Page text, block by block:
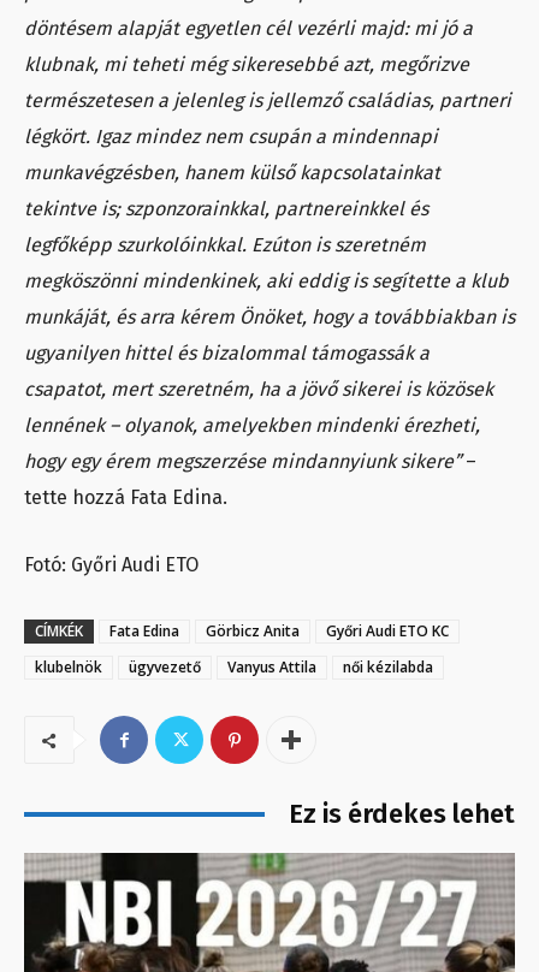
döntésem alapját egyetlen cél vezérli majd: mi jó a
klubnak, mi teheti még sikeresebbé azt, megőrizve
természetesen a jelenleg is jellemző családias, partneri
légkört. Igaz mindez nem csupán a mindennapi
munkavégzésben, hanem külső kapcsolatainkat
tekintve is; szponzorainkkal, partnereinkkel és
legfőképp szurkolóinkkal. Ezúton is szeretném
megköszönni mindenkinek, aki eddig is segítette a klub
munkáját, és arra kérem Önöket, hogy a továbbiakban is
ugyanilyen hittel és bizalommal támogassák a
csapatot, mert szeretném, ha a jövő sikerei is közösek
lennének – olyanok, amelyekben mindenki érezheti,
hogy egy érem megszerzése mindannyiunk sikere”–
tette hozzá Fata Edina.
Fotó: Győri Audi ETO
CÍMKÉK Fata Edina Görbicz Anita
Győri Audi ETO KC
klubelnök
ügyvezető Vanyus Attila női kézilabda
Ez is érdekes lehet